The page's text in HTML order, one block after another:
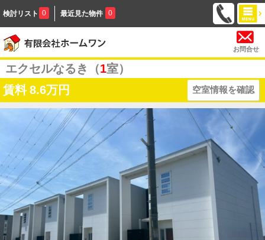
検討リスト 0 最近見た物件 0
お問合せ
エクセルなるき（1室）
賃料 8.6万円 空室情報を確認